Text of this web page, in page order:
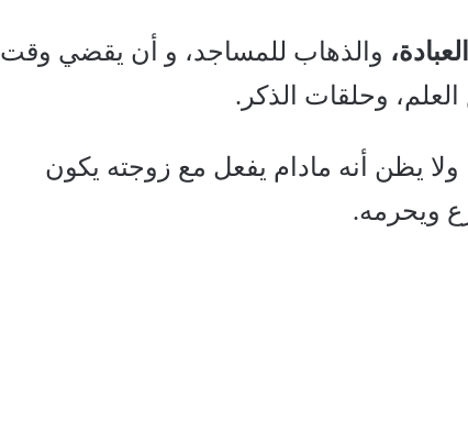
والذهاب للمساجد، و أن يقضي وقت
وحلقات الذكر.
يظن أنه مادام يفعل مع زوجته يكون
ويحرمه.